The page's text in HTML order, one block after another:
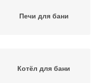
Печи для бани
Котёл для бани